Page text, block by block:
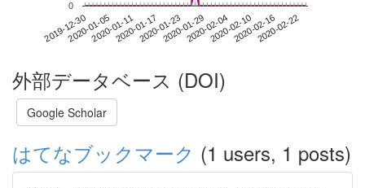
2019-12-302020-01-052020-01-112020-01-172020-01-232020-01-292020-02-042020-02-102020-02-162020-02-22
0
外部データベース (DOI)
Google Scholar
はてなブックマーク (1 users, 1 posts)